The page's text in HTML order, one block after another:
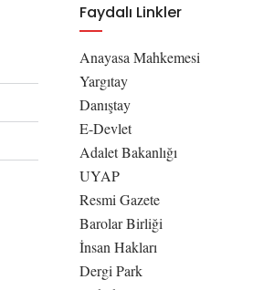
Faydalı Linkler
Anayasa Mahkemesi
Yargıtay
Danıştay
E-Devlet
Adalet Bakanlığı
UYAP
Resmi Gazete
Barolar Birliği
İnsan Hakları
Dergi Park